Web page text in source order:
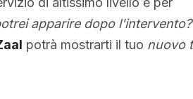
apparire dopo
potrà mostrarti il tuo nuovo